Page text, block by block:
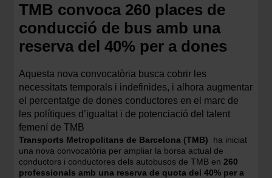
TMB convoca 260 places de
conducció de bus amb una
reserva del 40% per a dones
Aquesta nova convocatòria busca cobrir les
necessitats temporals i indefinides, i alhora augmentar
el percentatge de dones conductores en el marc de
les polítiques d’igualtat i de potenciació del talent
femení de TMB
Transports Metropolitans de Barcelona (TMB) ha iniciat
una nova convocatòria per ampliar la borsa actual de
conductors i conductores dels autobusos de TMB en 260
professionals amb una reserva de quota del 40% per a